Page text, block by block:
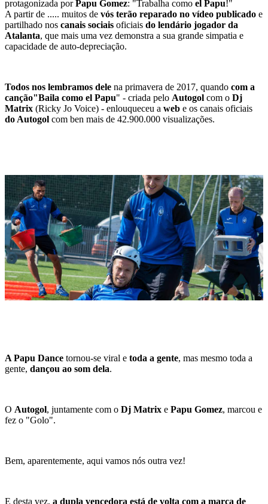
protagonizada porPapu Gomez: "Trabalha como el Papu!"
A partir de ..... muitos de vós terão reparado no vídeo publicado e
partilhado nos canais sociais oficiais do lendário jogador da
Atalanta, que mais uma vez demonstra a sua grande simpatia e
capacidade de auto-depreciação.
Todos nos lembramos dele na primavera de 2017, quando com a
canção"Baila como el Papu" - criada pelo Autogol com o Dj
Matrix (Ricky Jo Voice) - enlouqueceu a web e os canais oficiais
do Autogol com ben mais de 42.900.000 visualizações.
A Papu Dance tornou-se viral e toda a gente, mas mesmo toda a
gente, dançou ao som dela.
O Autogol, juntamente com o Dj Matrix e Papu Gomez, marcou e
fez o "Golo".
Bem, aparentemente, aqui vamos nós outra vez!
E desta vez, a dupla vencedora está de volta com a marca de